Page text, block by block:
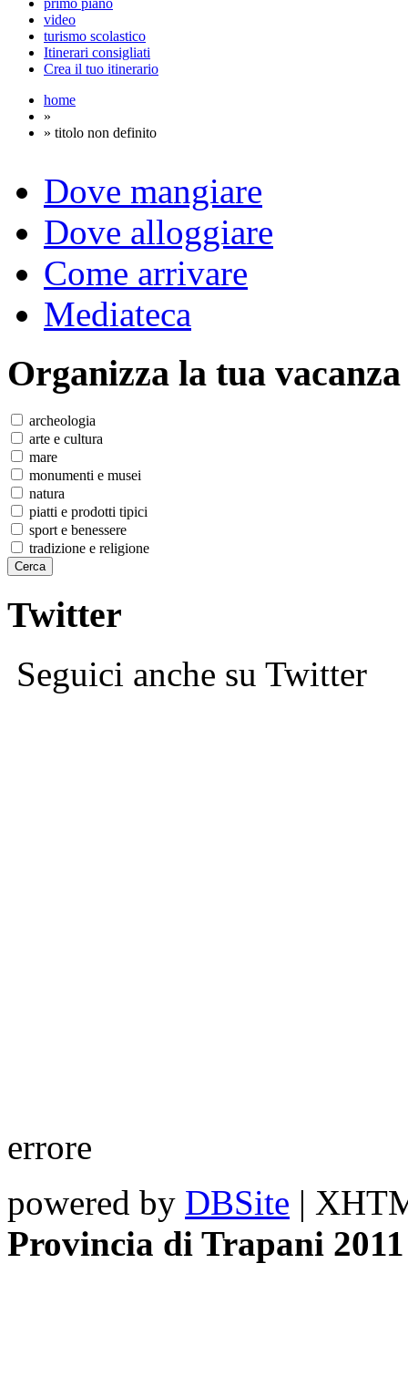
primo piano
video
turismo scolastico
Itinerari consigliati
Crea il tuo itinerario
home
»
» titolo non definito
Dove mangiare
Dove alloggiare
Come arrivare
Mediateca
Organizza la tua vacanza
archeologia
arte e cultura
mare
monumenti e musei
natura
piatti e prodotti tipici
sport e benessere
tradizione e religione
Twitter
Seguici anche su Twitter
errore
powered by DBSite |
Provincia di Trapani 2011